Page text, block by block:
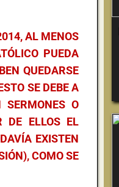
AL MENOS
PUEDA
QUEDARSE
SE DEBE A
SERMONES O
DE ELLOS EL
EXISTEN
COMO SE